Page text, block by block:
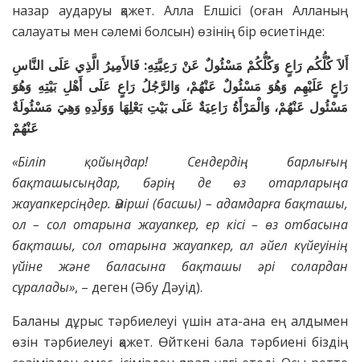
назар аударуы қажет. Алла Елшісі (оған Алланың
салауаты мен сәлемі болсын) өзінің бір өсиетінде:
أَلاَ كُلُّكُم رَاعٍ وَكُلُّكُمْ مَسْئُولٌ عَنْ رَعِيَّتِهِ: فَالأَمِيرُ الَّذِي عَلَى النَّاسِ
رَاعٍ عَلَيْهِم وَهُوَ مَسْئُولٌ عَنْهُمْ، وَالرَّجُلُ رَاعٍ عَلَى أَهْلِ بَيْتِهِ وَهُوَ
مَسْئُول عَنْهُمْ، وَالْمَرْأَةُ رَاعِيَةٌ عَلَى بَيْتِ بَعْلِهَا وَوَلَدِهِ وَهِيَ مَسْئُولَةٌ
عَنْهُمْ
«Біліп қойыңдар! Сендердің барлығың
бақташысыңдар, бәрің де өз отарларыңа
жауапкерсіңдер. Әмірші (басшы) – адамдарға бақташы,
ол – сол отарына жауапкер, ер кісі – өз отбасына
бақташы, сол отарына жауапкер, ал әйел күйеуінің
үйіне және баласына бақташы әрі солардан
сұралады», – деген (Әбу Дәуід).
Баланы дұрыс тәрбиелеуі үшін ата-ана ең алдымен
өзін тәрбиелеуі қажет. Өйткені бала тәрбиені біздің